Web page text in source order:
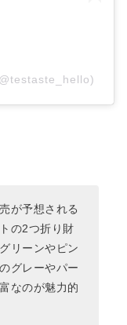
が予想される
の2つ折り財
リーンやピン
グレーやパー
なのが魅力的